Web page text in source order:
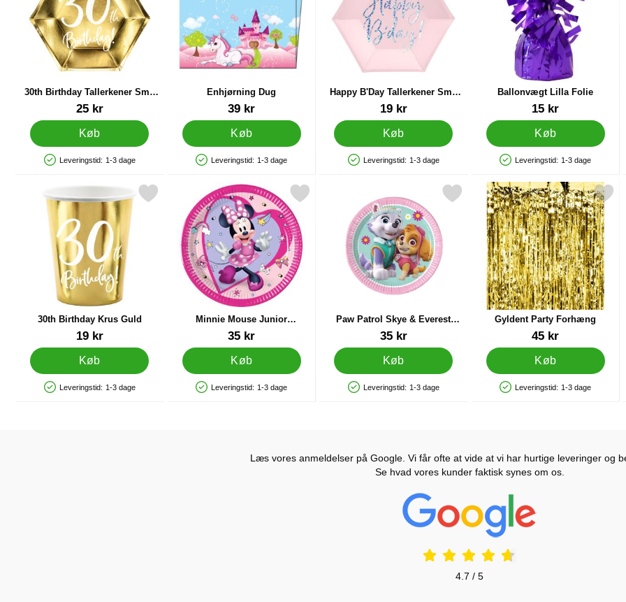
30th Birthday Tallerkener Små
Guld
25 kr
Køb
Produkttilgængelighed: På lager
Leveringstid: 1-3 dage
Enhjørning Dug
39 kr
Køb
Produkttilgængelighed: På lager
Leveringstid: 1-3 dage
Happy B'Day Tallerkener Små
Lyserøde
19 kr
Køb
Produkttilgængelighed: På lager
Leveringstid: 1-3 dage
Ballonvægt Lilla Folie
15 kr
Køb
Produkttilgængelighed: På lager
Leveringstid: 1-3 dage
30th Birthday Krus Guld
19 kr
Køb
Produkttilgængelighed: På lager
Leveringstid: 1-3 dage
Markér 30th Birthday Krus Guld som favorit
Minnie Mouse Junior
Paptallerkener Små
35 kr
Køb
Produkttilgængelighed: På lager
Leveringstid: 1-3 dage
Markér minnie Mouse Junior Paptallerkener Små som favorit
Paw Patrol Skye & Everest
Tallerkener Små
35 kr
Køb
Produkttilgængelighed: På lager
Leveringstid: 1-3 dage
Markér paw Patrol Skye & Everest Tallerkener Små som favorit
Gyldent Party Forhæng
45 kr
Køb
Produkttilgængelighed: På lager
Leveringstid: 1-3 dage
Markér gyldent Party
Læs vores anmeldelser på Google. Vi får ofte at vide at vi har hurtige leveringer og
Se hvad vores kunder faktisk synes om os.
Prisjakt Anmeldelser: 4.7 Stjerne
4.7 / 5